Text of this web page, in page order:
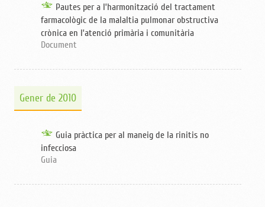
Pautes per a l’harmonització del tractament
farmacològic de la malaltia pulmonar obstructiva
crònica en l’atenció primària i comunitària
Document
Gener de 2010
Guia pràctica per al maneig de la rinitis no
infecciosa
Guia